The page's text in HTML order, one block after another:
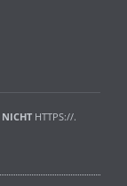
NICHTHTTPS://.